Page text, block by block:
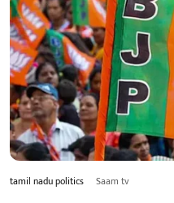
tamil nadu politics Saam tv